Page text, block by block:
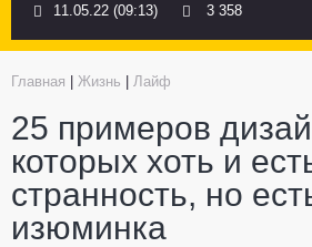
11.05.22 (09:13) 3 358
Главная Жизнь Лайф
25 примеров
которых хоть и
странность, но
изюминка